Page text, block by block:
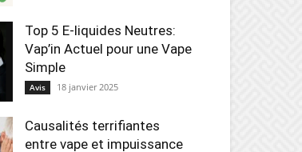
Top 5 E-liquides Neutres:
Vap’in Actuel pour une Vape
Simple
Avis 18 janvier 2025
Causalités terrifiantes
entre vape et impuissance